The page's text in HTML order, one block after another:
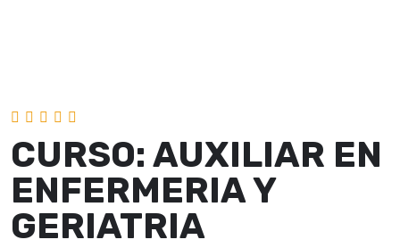
CURSO: AUXILIAR EN
ENFERMERIA Y
GERIATRIA